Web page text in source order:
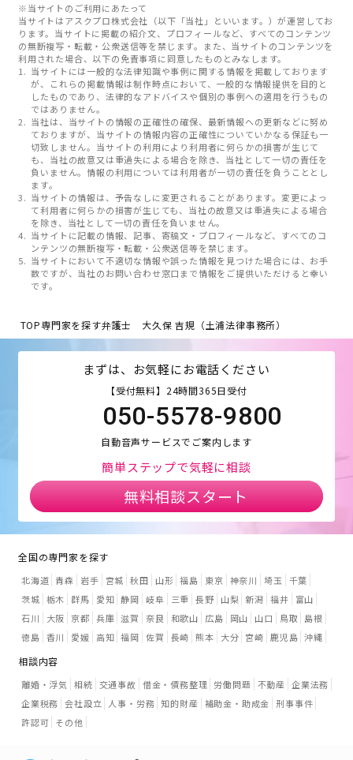
※当サイトのご利用にあたって
当サイトはアスクプロ株式会社（以下「当社」といいます。）が運営してお
ります。当サイトに掲載の紹介文、プロフィールなど、すべてのコンテンツ
の無断複写・転載・公衆送信等を禁じます。また、当サイトのコンテンツを
利用された場合、以下の免責事項に同意したものとみなします。
当サイトには一般的な法律知識や事例に関する情報を掲載しております
が、これらの掲載情報は制作時点において、一般的な情報提供を目的と
したものであり、法律的なアドバイスや個別の事例への適用を行うもの
ではありません。
当社は、当サイトの情報の正確性の確保、最新情報への更新などに努め
ておりますが、当サイトの情報内容の正確性についていかなる保証も一
切致しません。当サイトの利用により利用者に何らかの損害が生じて
も、当社の故意又は重過失による場合を除き、当社として一切の責任を
負いません。情報の利用については利用者が一切の責任を負うこととし
ます。
当サイトの情報は、予告なしに変更されることがあります。変更によっ
て利用者に何らかの損害が生じても、当社の故意又は重過失による場合
を除き、当社として一切の責任を負いません。
当サイトに記載の情報、記事、寄稿文・プロフィールなど、すべてのコ
ンテンツの無断複写・転載・公衆送信等を禁じます。
当サイトにおいて不適切な情報や誤った情報を見つけた場合には、お手
数ですが、当社のお問い合わせ窓口まで情報をご提供いただけると幸い
です。
TOP専門家を探す弁護士 大久保 吉規（土浦法律事務所）
まずは、お気軽にお電話ください
【受付無料】24時間365日受付
050-5578-9800
自動音声サービスでご案内します
簡単ステップで気軽に相談
無料相談スタート
全国の専門家を探す
北海道 青森 岩手 宮城 秋田 山形 福島 東京 神奈川 埼玉
千葉
茨城 栃木 群馬 愛知 静岡 岐阜 三重 長野 山梨 新潟 福井
富山
石川
大阪 京都 兵庫 滋賀 奈良 和歌山 広島 岡山 山口 鳥取
島根
徳島 香川 愛媛 高知 福岡 佐賀 長崎 熊本 大分 宮崎 鹿児島 沖縄
相談内容
離婚・浮気 相続 交通事故 借金・債務整理 労働問題 不動産 企業法務
企業税務 会社設立 人事・労務 知的財産 補助金・助成金 刑事事件
許認可 その他